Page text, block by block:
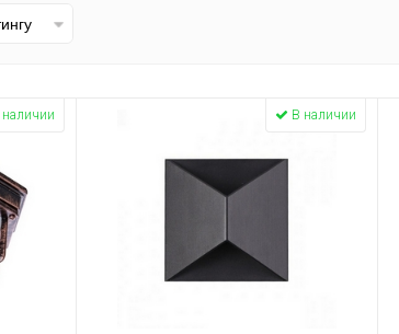
наличии В наличии